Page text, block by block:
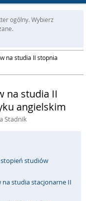
ogólny. Wybierz
na studia II stopnia
na studia II
angielskim
Stadnik
studiów
studia stacjonarne II